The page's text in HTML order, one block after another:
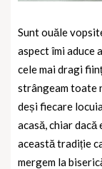
Sunt ouăle
aspect îmi aduce
cele mai dragi
strângeam toate
deși fiecare
acasă, chiar dacă
această tradiție
mergem la